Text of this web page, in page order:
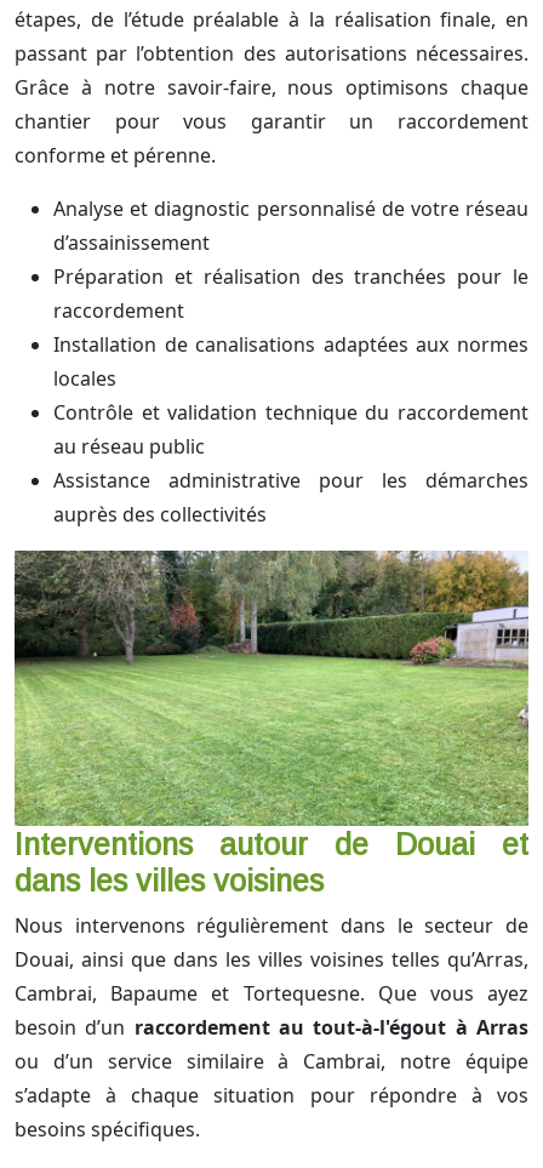
étapes, de l’étude préalable à la réalisation finale, en
passant par l’obtention des autorisations nécessaires.
Grâce à notre savoir-faire, nous optimisons chaque
chantier pour vous garantir un raccordement
conforme et pérenne.
Analyse et diagnostic personnalisé de votre réseau
d’assainissement
Préparation et réalisation des tranchées pour le
raccordement
Installation de canalisations adaptées aux normes
locales
Contrôle et validation technique du raccordement
au réseau public
Assistance administrative pour les démarches
auprès des collectivités
Interventions autour de Douai et
dans les villes voisines
Nous intervenons régulièrement dans le secteur de
Douai, ainsi que dans les villes voisines telles qu’Arras,
Cambrai, Bapaume et Tortequesne. Que vous ayez
besoin d’un raccordement au tout-à-l'égout à Arras
ou d’un service similaire à Cambrai, notre équipe
s’adapte à chaque situation pour répondre à vos
besoins spécifiques.